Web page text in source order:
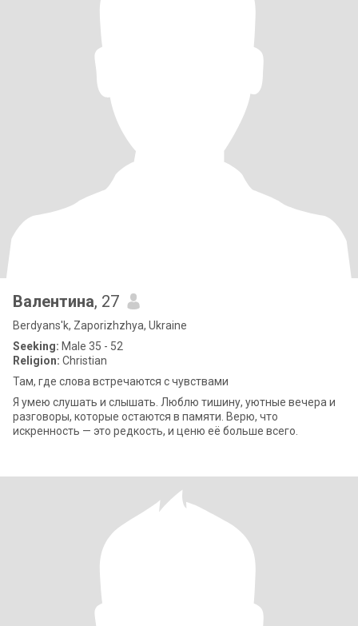
Валентина, 27
Berdyans'k, Zaporizhzhya, Ukraine
Seeking: Male 35 - 52
Religion: Christian
Там, где слова встречаются с чувствами
Я умею слушать и слышать. Люблю тишину, уютные вечера и
разговоры, которые остаются в памяти. Верю, что
искренность — это редкость, и ценю её больше всего.